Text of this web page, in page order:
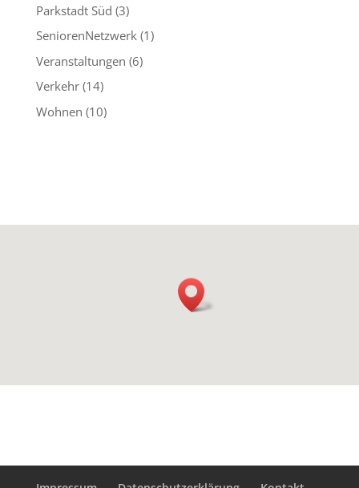
Parkstadt Süd (3)
SeniorenNetzwerk(1)
Veranstaltungen (6)
Verkehr(14)
Wohnen (10)